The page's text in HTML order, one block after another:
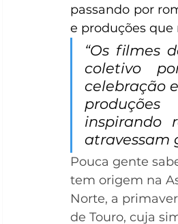
passando por
e produções
“Os filmes
coletivo
celebração
inspirando
atravessam
Pouca gente
tem origem na
Norte, a
de Touro, cuja